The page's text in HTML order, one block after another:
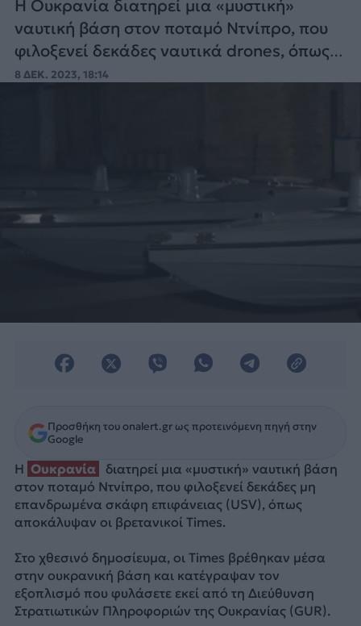
Η Ουκρανία διατηρεί μια «μυστική»
ναυτική βάση στον ποταμό Ντνίπρο, που
φιλοξενεί δεκάδες ναυτικά drones, όπως
αποκάλυψαν οι βρετανικοί Times.
8 ΔΕΚ. 2023, 18:14
Προσθήκη του onalert.gr ως προτεινόμενη πηγή στην
Google
Η Ουκρανία
διατηρεί μια «μυστική» ναυτική βάση
στον ποταμό Ντνίπρο, που φιλοξενεί δεκάδες μη
επανδρωμένα σκάφη επιφάνειας (USV), όπως
αποκάλυψαν οι βρετανικοί Times.
Στο χθεσινό δημοσίευμα, oι Times βρέθηκαν μέσα
στην ουκρανική βάση και κατέγραψαν τον
εξοπλισμό που φυλάσετε εκεί από τη Διεύθυνση
Στρατιωτικών Πληροφοριών της Ουκρανίας (GUR).